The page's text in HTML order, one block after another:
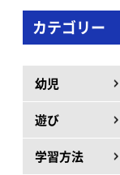
カテゴリー
幼児
遊び
学習方法